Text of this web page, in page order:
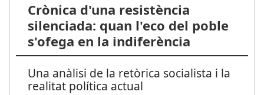
Crònica d'una resistència
silenciada: quan l'eco del poble
s'ofega en la indiferència
Una anàlisi de la retòrica socialista i la
realitat política actual